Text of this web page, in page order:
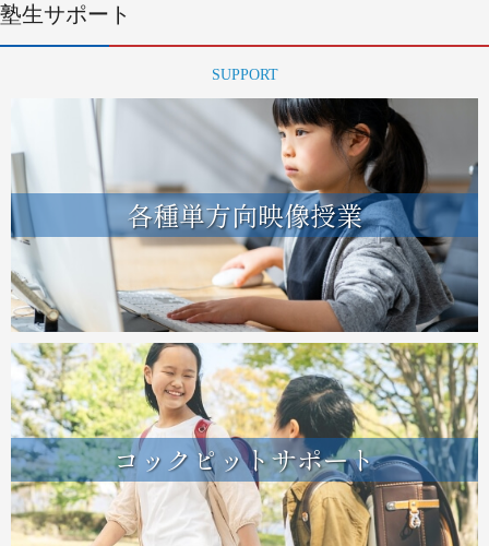
塾生サポート
SUPPORT
各種単方向映像授業
コックピットサポート